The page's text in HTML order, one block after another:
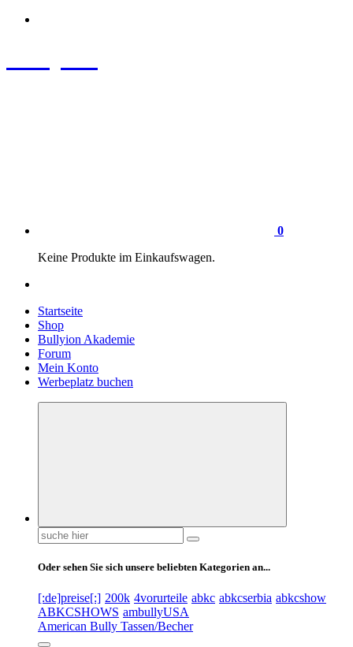
Zum
0
Keine Produkte im Einkaufswagen.
Startseite
Shop
Bullyion Akademie
Forum
Mein Konto
Werbeplatz buchen
Suchen
nach:
Oder sehen Sie sich unsere beliebten Kategorien an...
[:de]preise[:] 200k 4vorurteile abkc abkcserbia abkcshow
ABKCSHOWS ambullyUSA
American Bully Tassen/Becher